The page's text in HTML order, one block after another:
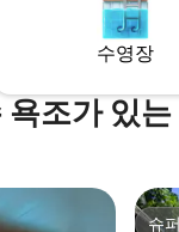
수영장
욕조가 있
슈